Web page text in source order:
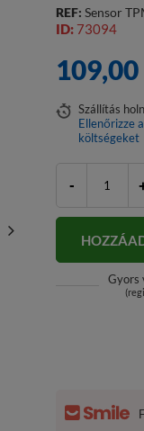
REF:Sensor
ID: 73094
109,00
Szállítás
Ellenőrizze
költségeket
-
Gyors